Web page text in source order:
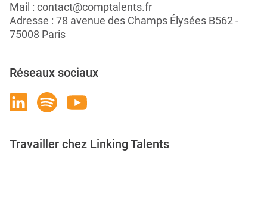
Mail : contact@comptalents.fr
Adresse : 78 avenue des Champs Élysées B562 -
75008 Paris
Réseaux sociaux
Travailler chez Linking Talents